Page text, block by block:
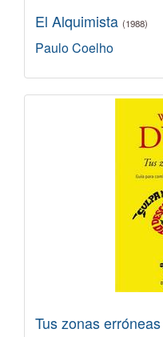
El Alquimista (1988)
Paulo Coelho
Tus zonas erróneas